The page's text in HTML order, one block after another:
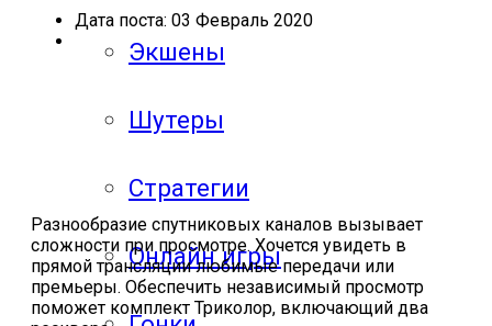
Экшены
Шутеры
Стратегии
Онлайн игры
Дата поста: 03 Февраль 2020
Разнообразие спутниковых каналов вызывает
сложности при просмотре. Хочется увидеть в
прямой трансляции любимые передачи или
премьеры. Обеспечить независимый просмотр
поможет комплект Триколор, включающий два